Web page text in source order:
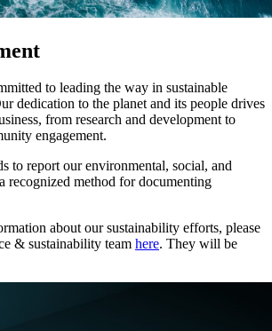
to leading the way in sustainable
dedication to the planet and its people drives
from research and development to
engagement.
to report our environmental, social, and
recognized method for documenting
about our sustainability efforts, please
& sustainability team here. They will be